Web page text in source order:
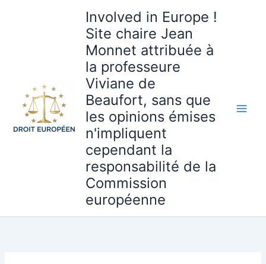
Involved in Europe !
Site chaire Jean
Monnet attribuée à
la professeure
Viviane de
Beaufort, sans que
les opinions émises
n'impliquent
cependant la
responsabilité de la
Commission
européenne